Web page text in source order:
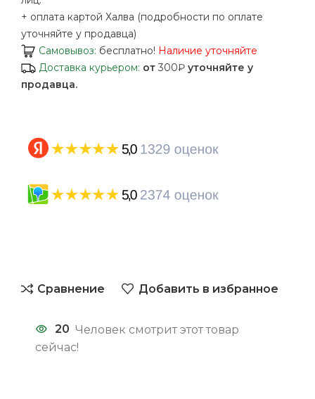
+ оплата картой Халва (подробности по оплате
уточняйте у продавца)
Самовывоз: бесплатно! Наличие уточняйте
Доставка курьером: от 300₽ уточняйте у
продавца.
Сравнение Добавить в избранное
20 Человек смотрит этот товар
сейчас!